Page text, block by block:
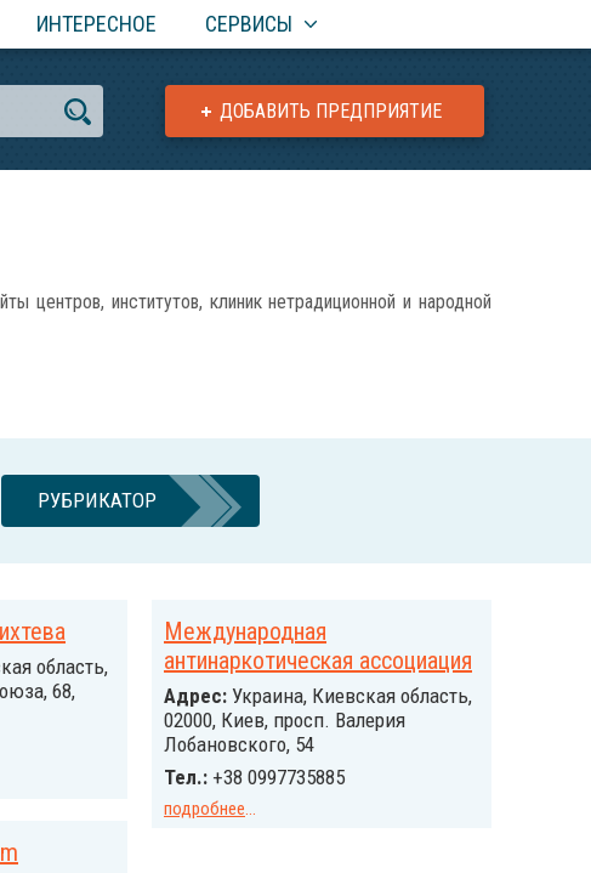
ИНТЕРЕСНОЕ СЕРВИСЫ
ДОБАВИТЬ ПРЕДПРИЯТИЕ
институтов, клиник нетрадиционной и народной
РУБРИКАТОР
область,
68,
Международная
антинаркотическая ассоциация
Адрес: Украина, Киевская область,
02000, Киев, просп. Валерия
Лобановского, 54
Тел.: +38 0997735885
подробнее...